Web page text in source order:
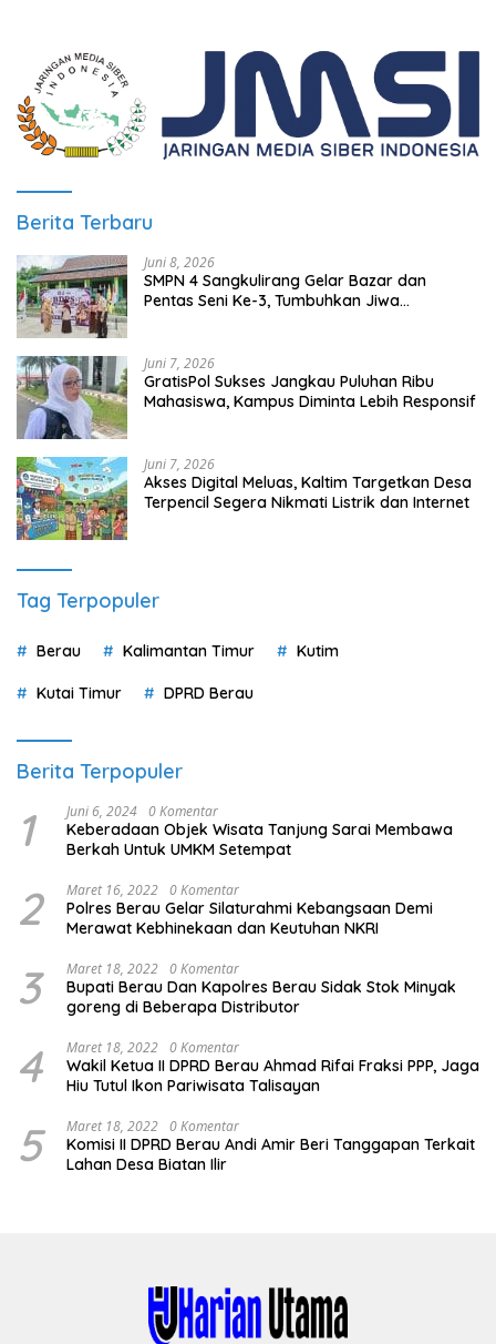
Berita Terbaru
Juni 8, 2026
SMPN 4 Sangkulirang Gelar Bazar dan
Pentas Seni Ke-3, Tumbuhkan Jiwa
Juni 7, 2026
GratisPol Sukses Jangkau Puluhan Ribu
Mahasiswa, Kampus Diminta Lebih Responsif
Juni 7, 2026
Akses Digital Meluas, Kaltim Targetkan Desa
Terpencil Segera Nikmati Listrik dan Internet
Tag Terpopuler
Berau Kalimantan Timur Kutim
Kutai Timur DPRD Berau
Berita Terpopuler
1 Juni 6, 2024 0 Komentar
Keberadaan Objek Wisata Tanjung Sarai Membawa
Berkah Untuk UMKM Setempat
2 Maret 16, 2022 0 Komentar
Polres Berau Gelar Silaturahmi Kebangsaan Demi
Merawat Kebhinekaan dan Keutuhan NKRI
3 Maret 18, 2022 0 Komentar
Bupati Berau Dan Kapolres Berau Sidak Stok Minyak
goreng di Beberapa Distributor
4 Maret 18, 2022 0 Komentar
Wakil Ketua II DPRD Berau Ahmad Rifai Fraksi PPP, Jaga
Hiu Tutul Ikon Pariwisata Talisayan
5 Maret 18, 2022 0 Komentar
Komisi II DPRD Berau Andi Amir Beri Tanggapan Terkait
Lahan Desa Biatan Ilir